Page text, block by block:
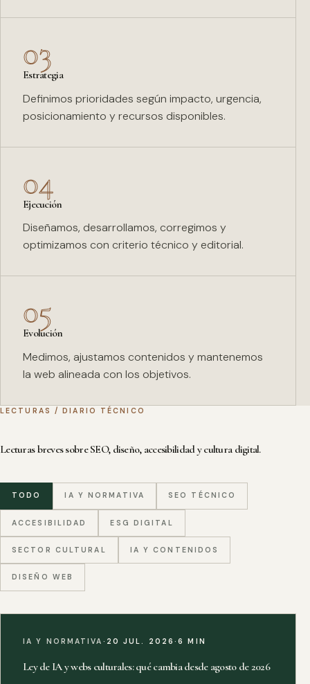
03
Estrategia
Definimos prioridades según impacto, urgencia,
posicionamiento y recursos disponibles.
04
Ejecución
Diseñamos, desarrollamos, corregimos y
optimizamos con criterio técnico y editorial.
05
Evolución
Medimos, ajustamos contenidos y mantenemos
la web alineada con los objetivos.
LECTURAS / DIARIO TÉCNICO
Lecturas breves sobre SEO, diseño, accesibilidad y cultura digital.
TODO IA Y NORMATIVA SEO TÉCNICO
ACCESIBILIDAD ESG DIGITAL
SECTOR CULTURAL IA Y CONTENIDOS
DISEÑO WEB
IA Y NORMATIVA · 20 JUL. 2026·6 MIN
Ley de IA y webs culturales: qué cambia desde agosto de 2026